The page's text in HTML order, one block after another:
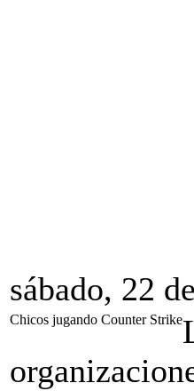
sábado, 22
Chicos jugando Counter Strike